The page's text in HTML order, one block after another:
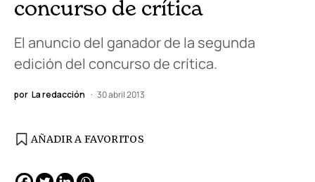
concurso de crítica
El anuncio del ganador de la segunda
edición del concurso de crítica.
por La redacción 30 abril 2013
AÑADIR A FAVORITOS